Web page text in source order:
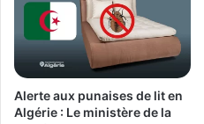
Alerte aux punaises de lit en
Algérie : Le ministère de la